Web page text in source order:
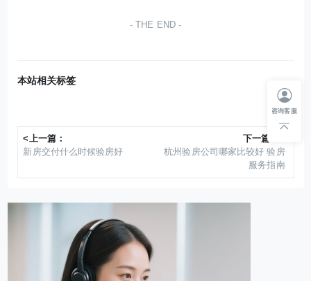
THE END
本站相关标签
<上一篇：
新房交付什么时候验房好
下一篇：>
杭州验房公司哪家比较好 验房
服务指南
咨询客服